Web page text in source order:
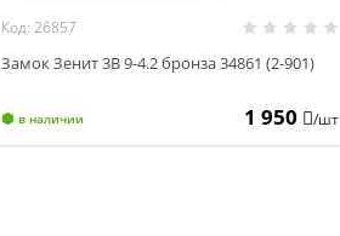
Код: 26857
Замок Зенит 3В 9-4.2 бронза 34861 (2-901)
в наличии 1 950 /шт